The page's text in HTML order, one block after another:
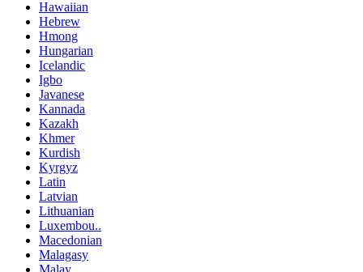
Hawaiian
Hebrew
Hmong
Hungarian
Icelandic
Igbo
Javanese
Kannada
Kazakh
Khmer
Kurdish
Kyrgyz
Latin
Latvian
Lithuanian
Luxembou..
Macedonian
Malagasy